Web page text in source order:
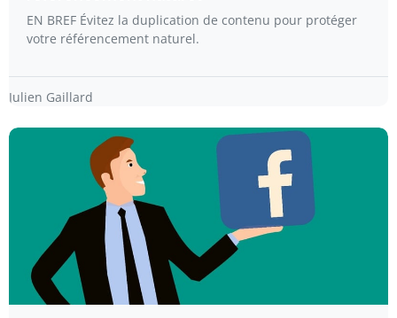
EN BREF Évitez la duplication de contenu pour protéger
votre référencement naturel.
Julien Gaillard